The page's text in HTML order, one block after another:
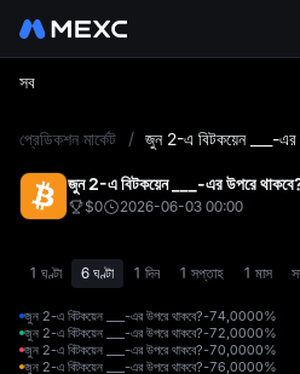
সব
প্রেডিকশন মার্কেট / জুন 2-এ বিটকয়েন ___-এর
জুন 2-এ বিটকয়েন ___-এর উপরে
$0 2026-06-03 00:00
1 ঘণ্টা 6 ঘণ্টা 1 দিন 1 সপ্তাহ 1 মাস
জুন 2-এ বিটকয়েন ___-এর উপরে থাকবে?-74,0000%
জুন 2-এ বিটকয়েন ___-এর উপরে থাকবে?-72,0000%
জুন 2-এ বিটকয়েন ___-এর উপরে থাকবে?-70,0000%
জুন 2-এ বিটকয়েন ___-এর উপরে থাকবে?-76,0000%